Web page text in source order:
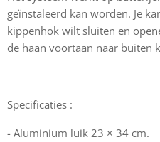
geïnstaleerd kan worden. Je
kippenhok wilt sluiten en
de haan voortaan naar buiten
Specificaties :
- Aluminium luik 23 × 34 cm.